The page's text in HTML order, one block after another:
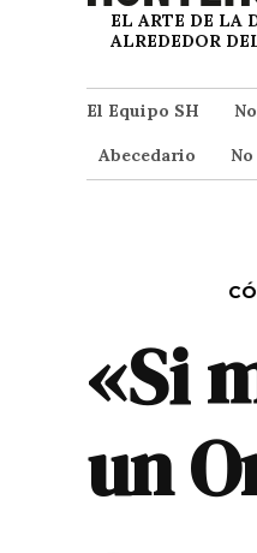
Spirit
EL ARTE DE LA
ALREDEDOR
El Equipo SH
Abecedario
«Si
un